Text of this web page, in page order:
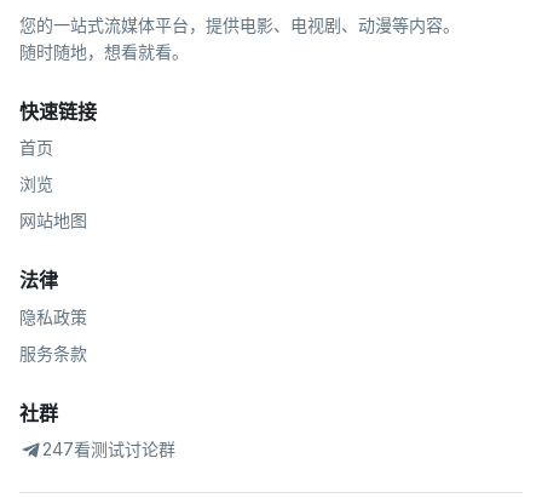
您的一站式流媒体平台，提供电影、电视剧、动漫等内容。
随时随地，想看就看。
快速链接
首页
浏览
网站地图
法律
隐私政策
服务条款
社群
247看测试讨论群